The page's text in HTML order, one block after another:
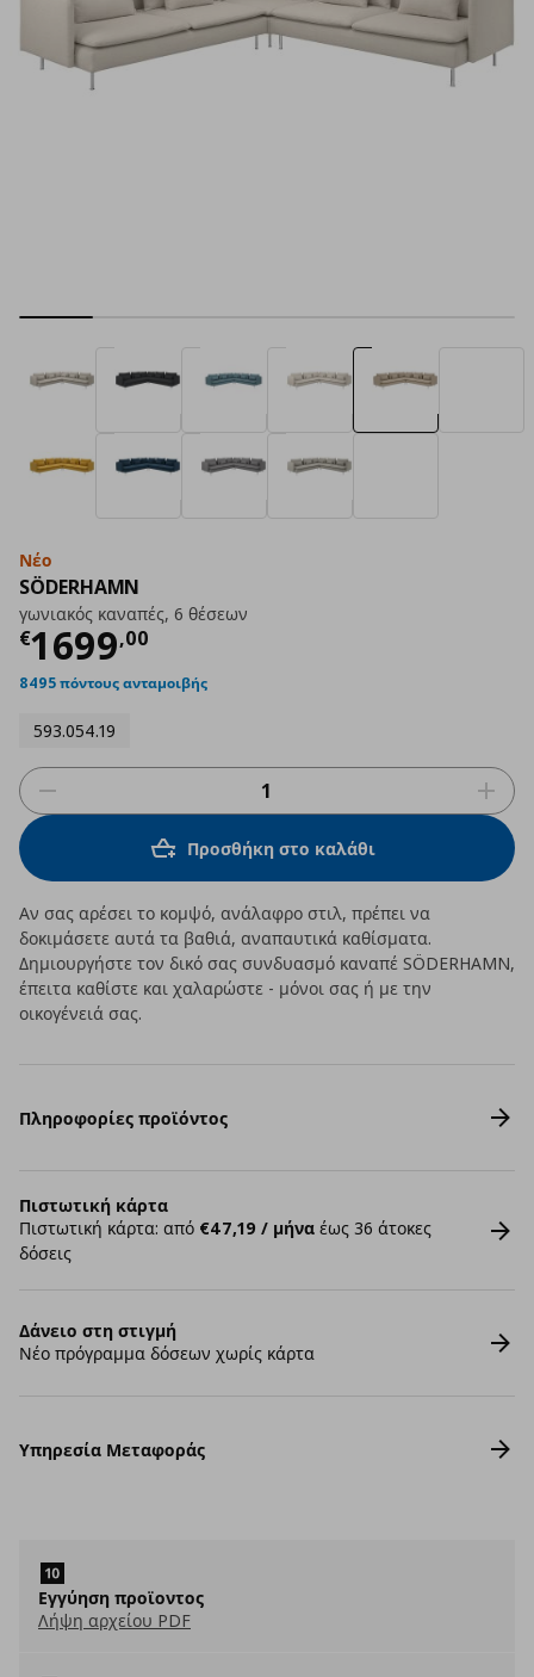
Νέο
SÖDERHAMN
γωνιακός καναπές, 6 θέσεων
€1699,00
Τρέχουσα τιμή
8495 πόντους ανταμοιβής
593.054.19
Προσθήκη στο καλάθι
Αν σας αρέσει το κομψό, ανάλαφρο στιλ, πρέπει να
δοκιμάσετε αυτά τα βαθιά, αναπαυτικά καθίσματα.
Δημιουργήστε τον δικό σας συνδυασμό καναπέ SÖDERHAMN,
έπειτα καθίστε και χαλαρώστε - μόνοι σας ή με την
οικογένειά σας.
Πληροφορίες προϊόντος
Πιστωτική κάρτα
Πιστωτική κάρτα: από €47,19 / μήνα έως 36 άτοκες
δόσεις
Δάνειο στη στιγμή
Νέο πρόγραμμα δόσεων χωρίς κάρτα
Υπηρεσία Μεταφοράς
Εγγύηση προϊοντος
Λήψη αρχείου PDF